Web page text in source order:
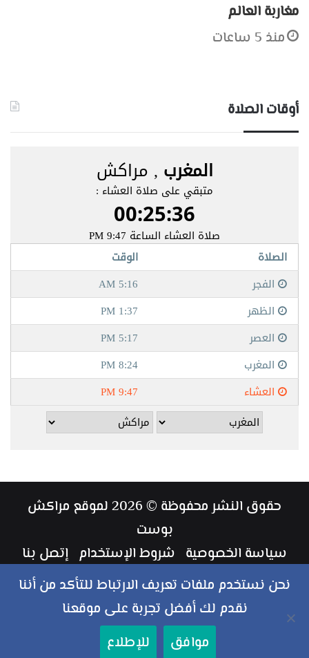
مغاربة العالم
منذ 5 ساعات
أوقات الصلاة
حقوق النشر محفوظة © 2026 لموقع مراكش
بوست
سياسة الخصوصية شروط الإستخدام إتصل بنا
طاقم العمل
ملخص
الموقع
فيسبوكتويتر يوتيوبانستقرام‏Google
نحن نستخدم ملفات تعريف الارتباط للتأكد من أننا
نقدم لك أفضل تجربة على موقعنا
موافق
للإطلاع